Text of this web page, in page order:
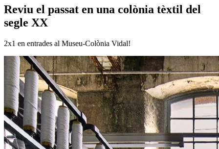
Reviu el passat en una colònia tèxtil del
segle XX
2x1 en entrades al Museu-Colònia Vidal!